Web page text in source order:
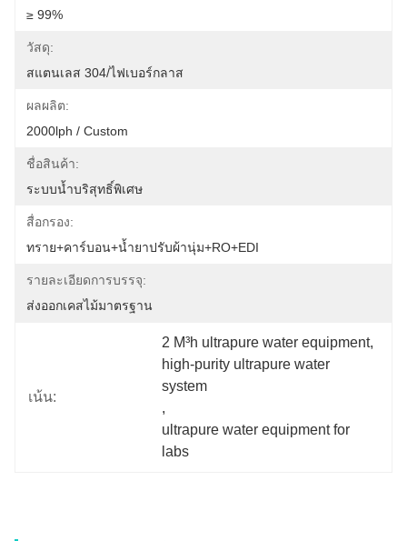
≥ 99%
วัสดุ:
สแตนเลส 304/ไฟเบอร์กลาส
ผลผลิต:
2000lph / Custom
ชื่อสินค้า:
ระบบน้ำบริสุทธิ์พิเศษ
สื่อกรอง:
ทราย+คาร์บอน+น้ำยาปรับผ้านุ่ม+RO+EDI
รายละเอียดการบรรจุ:
ส่งออกเคสไม้มาตรฐาน
เน้น:
2 M³h ultrapure water equipment
high-purity ultrapure water
system
,
ultrapure water equipment for
labs